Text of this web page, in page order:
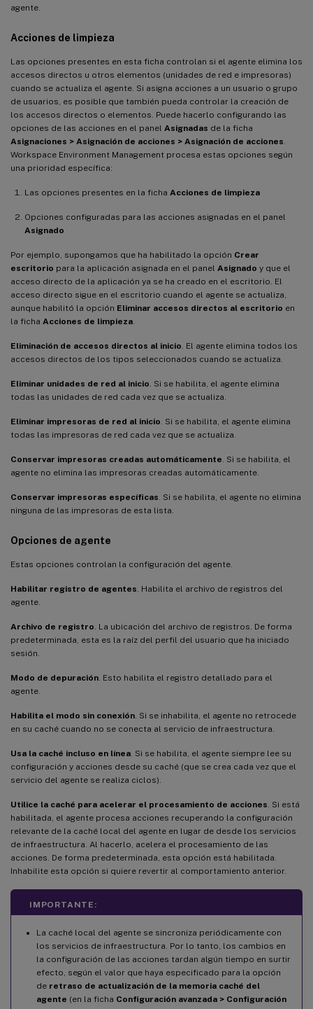
agente.
Acciones de limpieza
Las opciones presentes en esta ficha controlan si el agente elimina los
accesos directos u otros elementos (unidades de red e impresoras)
cuando se actualiza el agente. Si asigna acciones a un usuario o grupo
de usuarios, es posible que también pueda controlar la creación de
los accesos directos o elementos. Puede hacerlo configurando las
opciones de las acciones en el panel Asignadas de la ficha
Asignaciones > Asignación de acciones > Asignación de acciones
Workspace Environment Management procesa estas opciones según
una prioridad específica:
Las opciones presentes en la ficha Acciones de limpieza
Opciones configuradas para las acciones asignadas en el panel
Asignado
Por ejemplo, supongamos que ha habilitado la opción Crear
escritorio para la aplicación asignada en el panel Asignado y que el
acceso directo de la aplicación ya se ha creado en el escritorio. El
acceso directo sigue en el escritorio cuando el agente se actualiza,
aunque habilitó la opción Eliminar accesos directos al escritorio en
la ficha Acciones de limpieza
Eliminación de accesos directos al inicio . El agente elimina todos los
accesos directos de los tipos seleccionados cuando se actualiza.
Eliminar unidades de red al inicio . Si se habilita, el agente elimina
todas las unidades de red cada vez que se actualiza.
Eliminar impresoras de red al inicio . Si se habilita, el agente elimina
todas las impresoras de red cada vez que se actualiza.
Conservar impresoras creadas automáticamente . Si se habilita, el
agente no elimina las impresoras creadas automáticamente.
Conservar impresoras específicas . Si se habilita, el agente no elimina
ninguna de las impresoras de esta lista.
Opciones de agente
Estas opciones controlan la configuración del agente.
Habilitar registro de agentes . Habilita el archivo de registros del
agente.
Archivo de registro . La ubicación del archivo de registros. De forma
predeterminada, esta es la raíz del perfil del usuario que ha iniciado
sesión.
Modo de depuración . Esto habilita el registro detallado para el
agente.
Habilita el modo sin conexión . Si se inhabilita, el agente no retrocede
en su caché cuando no se conecta al servicio de infraestructura.
Usa la caché incluso en línea . Si se habilita, el agente siempre lee su
configuración y acciones desde su caché (que se crea cada vez que el
servicio del agente se realiza ciclos).
Utilice la caché para acelerar el procesamiento de acciones . Si está
habilitada, el agente procesa acciones recuperando la configuración
relevante de la caché local del agente en lugar de desde los servicios
de infraestructura. Al hacerlo, acelera el procesamiento de las
acciones. De forma predeterminada, esta opción está habilitada.
Inhabilite esta opción si quiere revertir al comportamiento anterior.
IMPORTANTE:
La caché local del agente se sincroniza periódicamente con
los servicios de infraestructura. Por lo tanto, los cambios en
la configuración de las acciones tardan algún tiempo en surtir
efecto, según el valor que haya especificado para la opción
de retraso de actualización de la memoria caché del
agente (en la ficha Configuración avanzada > Configuración